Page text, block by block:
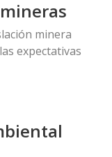
minera
expectativas